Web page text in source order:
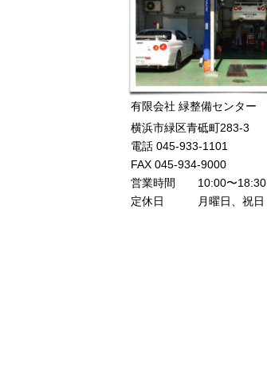
有限会社 緑整備センター
横浜市緑区青砥町283-3
電話 045-933-1101
FAX 045-934-9000
営業時間 10:00〜18:30
定休日 月曜日、祝日